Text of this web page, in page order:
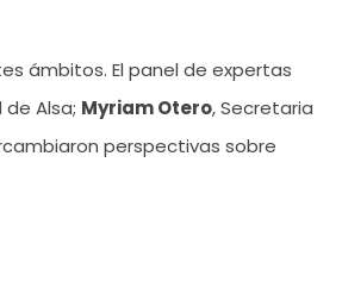
ámbitos. El panel de expertas
Alsa; Myriam Otero, Secretaria
perspectivas sobre